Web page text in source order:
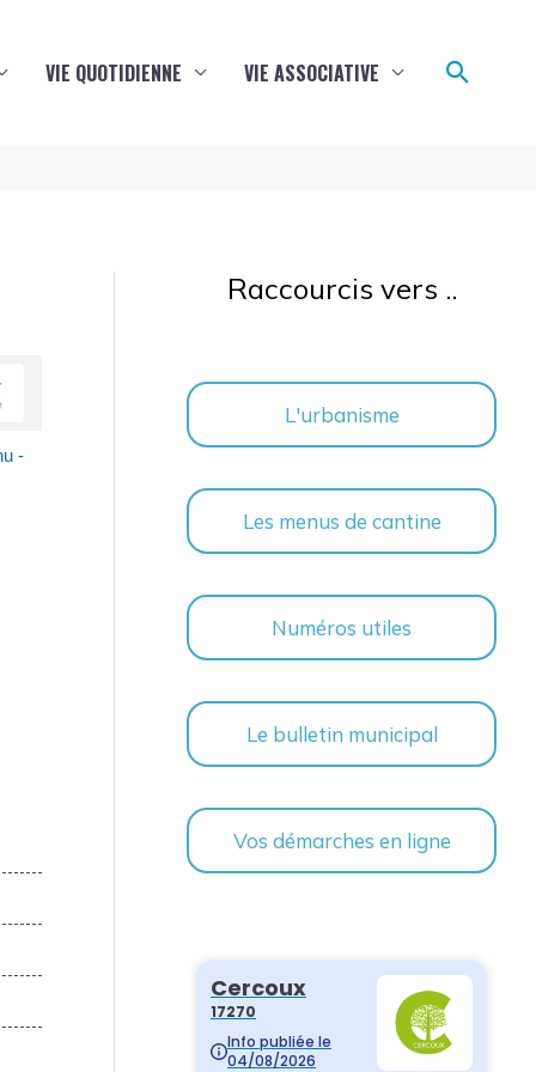
VIE QUOTIDIENNE VIE ASSOCIATIVE
-
Raccourcis vers ..
L'urbanisme
Les menus de cantine
Numéros utiles
Le bulletin municipal
Vos démarches en ligne